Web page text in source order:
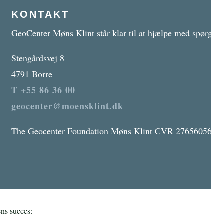
KONTAKT
GeoCenter Møns Klint står klar til at hjælpe med
Stengårdsvej 8
4791 Borre
T +55 86 36 00
geocenter@moensklint.dk
The Geocenter Foundation Møns Klint CVR 27656056
succes: